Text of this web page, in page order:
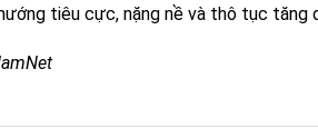
tiêu cực, nặng nề và thô tục tăng